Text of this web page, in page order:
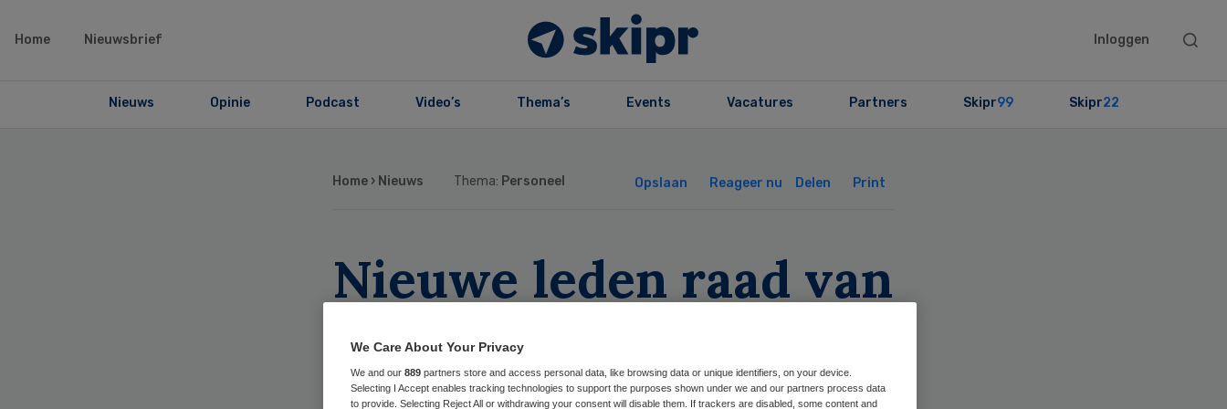
Home Nieuwsbrief Inloggen
Search
Nieuws Opinie Podcast Video’s Thema’s Events Vacatures Partners Skipr99 Skipr22
Home › Nieuws Thema: Personeel Opslaan Reageer nu Delen Print
Nieuwe leden raad van
toezicht ASz
We Care About Your Privacy
We and our 889 partners store and access personal data, like browsing data or unique identifiers, on your device.
Selecting I Accept enables tracking technologies to support the purposes shown under we and our partners process data
to provide. Selecting Reject All or withdrawing your consent will disable them. If trackers are disabled, some content and